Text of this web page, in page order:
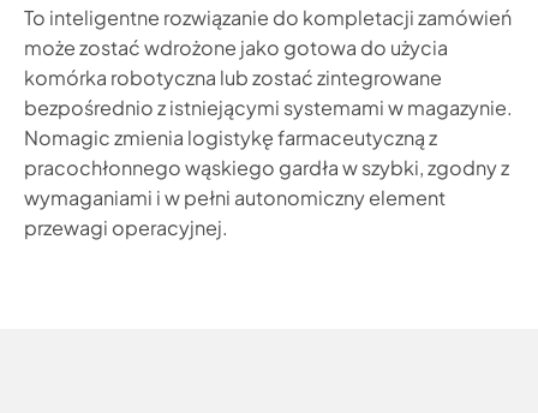
To inteligentne rozwiązanie do kompletacji zamówień
może zostać wdrożone jako gotowa do użycia
komórka robotyczna lub zostać zintegrowane
bezpośrednio z istniejącymi systemami w magazynie.
Nomagic zmienia logistykę farmaceutyczną z
pracochłonnego wąskiego gardła w szybki, zgodny z
wymaganiami i w pełni autonomiczny element
przewagi operacyjnej.